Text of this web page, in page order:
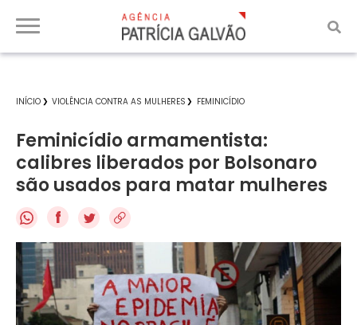
INÍCIO VIOLÊNCIA CONTRA AS MULHERES FEMINICÍDIO
Feminicídio armamentista:
calibres liberados por Bolsonaro
são usados para matar mulheres
f